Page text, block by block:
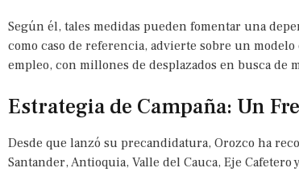
Según él, tales medidas pueden fomentar una
como caso de referencia, advierte sobre un
empleo, con millones de desplazados en busca de
Estrategia de Campaña: Un
Desde que lanzó su precandidatura, Orozco ha
Santander, Antioquia, Valle del Cauca, Eje